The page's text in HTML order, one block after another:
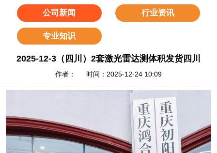
公司新闻 行业资讯
专业知识
2025-12-3（四川）2套激光雷达测体积发货四川
作者： 时间：2025-12-24 10:09